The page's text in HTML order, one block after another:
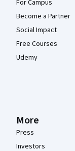
For Campus
Become a Partner
Social Impact
Free Courses
Udemy
More
Press
Investors